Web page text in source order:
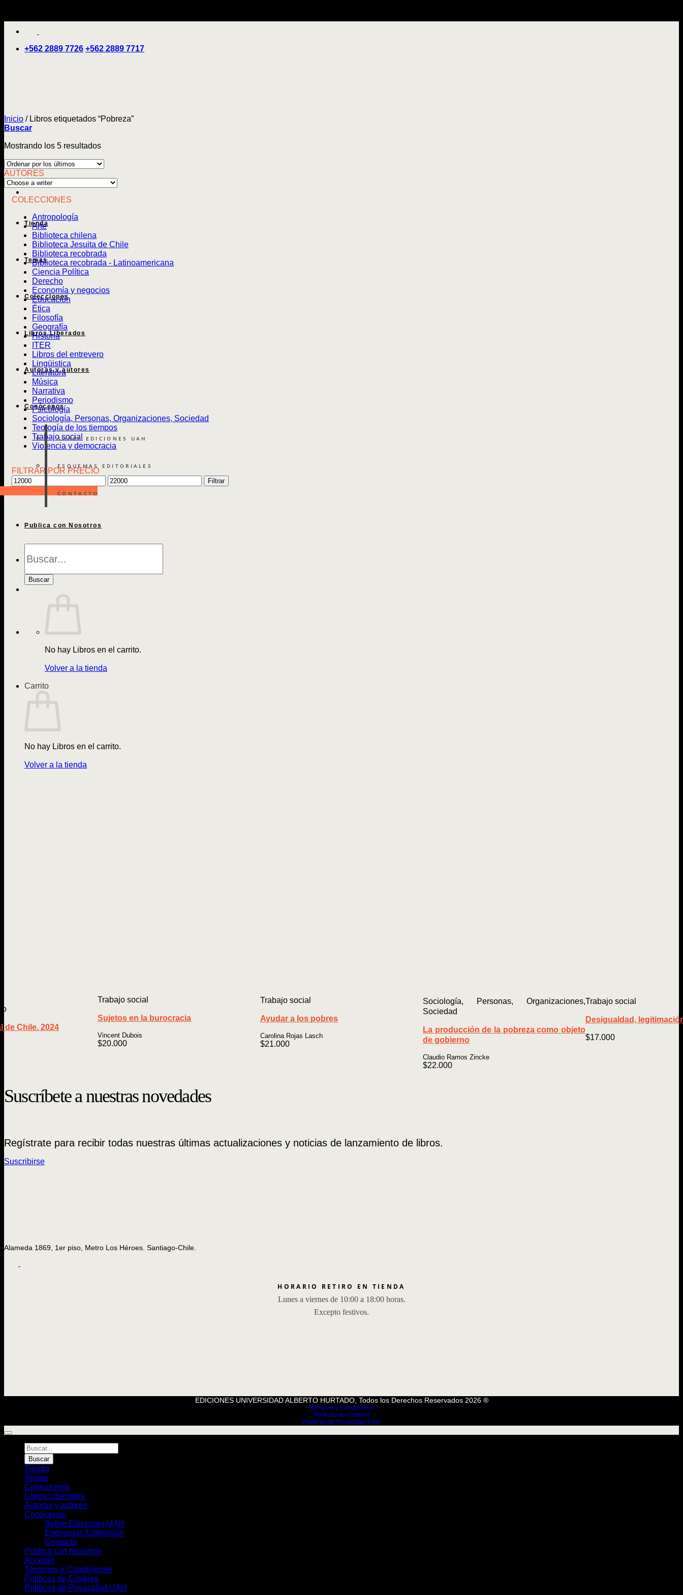
+562 2889 7726 +562 2889 7717
Tienda
Temas
Colecciones
Libros Liberados
Autoras y autores
Conócenos
SOBRE EDICIONES UAH
ESQUEMAS EDITORIALES
CONTACTO
Publica con Nosotros
de
Buscar
No hay Libros en el carrito.
Volver a la tienda
Carrito
No hay Libros en el carrito.
Volver a la tienda
Inicio /Libros etiquetados “Pobreza”
Buscar
Mostrando los 5 resultadosOrdenado
los
AUTORES
COLECCIONES
Antropología
Arte
Biblioteca chilena
Biblioteca Jesuita de Chile
Biblioteca recobrada
Biblioteca recobrada - Latinoamericana
Ciencia Política
Derecho
Economía y negocios
Educación
Ética
Filosofía
Geografía
Historia
ITER
Libros del entrevero
Lingüistica
Literatura
Música
Narrativa
Periodismo
Psicología
Sociología, Personas, Organizaciones, Sociedad
Teología de los tiempos
Trabajo social
Violencia y democracia
FILTRAR POR PRECIO
Precio
mínimo
Precio
máximo
Filtrar
de Chile. 2024
Trabajo social
Sujetos en la burocracia
Vincent Dubois
$20.000
Trabajo social
Ayudar a los pobres
Carolina Rojas Lasch
$21.000
Sociología, Personas, Organizaciones,
Sociedad
La producción de la pobreza como objeto
de gobierno
Claudio Ramos Zincke
$22.000
Trabajo social
Desigualdad,
$17.000
Suscríbete a nuestras novedades
Regístrate para recibir todas nuestras últimas actualizaciones y noticias de lanzamiento de libros.
Suscribirse
Alameda 1869, 1er piso, Metro Los Héroes. Santiago-Chile.
HORARIO RETIRO EN TIENDA
Lunes a viernes de 10:00 a 18:00 horas.
Excepto festivos.
EDICIONES UNIVERSIDAD ALBERTO HURTADO, Todos los Derechos Reservados 2026 ®
Términos y Condiciones
Políticas de Cookies
Políticas de Privacidad UAH
Búsqueda
de
Libros
Buscar
Tienda
Temas
Colecciones
Libros Liberados
Autoras y autores
Conócenos
Sobre Ediciones UAH
Esquemas Editoriales
Contacto
Publica con Nosotros
Acceder
Términos y Condiciones
Políticas de Cookies
Políticas de Privacidad UAH